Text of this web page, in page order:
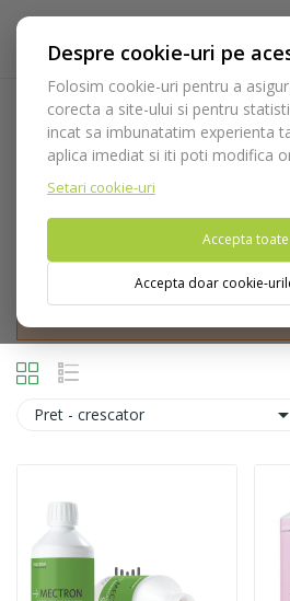
Despre cookie-uri pe
Folosim cookie-uri pentru a
corecta a site-ului si pentru
incat sa imbunatatim experienta
aplica imediat si iti poti modifica
Setari cookie-uri
Accepta toate
Accepta doar cookie-
Detartraj si
Acasa Echipamente Aparatura
Nu puteti plasa comenzi din tara din
Pret - crescator 